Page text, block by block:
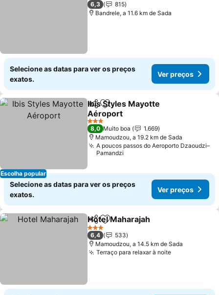
6,3
815
Bandrele, a 11.6 km de Sada
Selecione as datas para ver os preços
exatos.
Ver preços
Escolha popular
PartilharAdicionar aos favoritos
Ibis Styles Mayotte
Aéroport
3 Estrelas
8,0 Muito boa
1.669
Mamoudzou, a 19.2 km de Sada
A poucos passos do Aeroporto Dzaoudzi–
Pamandzi
Selecione as datas para ver os preços
exatos.
Ver preços
PartilharAdicionar aos favoritos
Hotel Maharajah
3 Estrelas
6,4
533
Mamoudzou, a 14.5 km de Sada
Terraço para relaxar à noite